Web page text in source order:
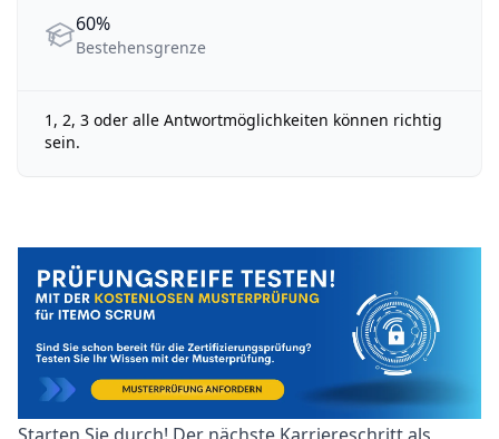
Bestehensgrenze
60%
Bestehensgrenze
1, 2, 3 oder alle Antwortmöglichkeiten können richtig
sein.